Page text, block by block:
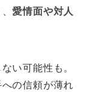
、愛情面や対人
い可能性も。
の信頼が薄れ